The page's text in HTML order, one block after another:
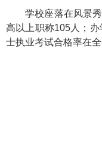
学校座落在风景
高以上职称105人；
士执业考试合格率在